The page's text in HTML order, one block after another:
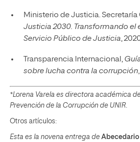
Ministerio de Justicia. Secretaría
Justicia 2030. Transformando el
Servicio Público de Justicia,
Transparencia Internacional,
sobre lucha contra la corrupción
*Lorena Varela es directora académica
Prevención de la Corrupción de UNIR
Otros artículos:
Esta es la novena entrega de